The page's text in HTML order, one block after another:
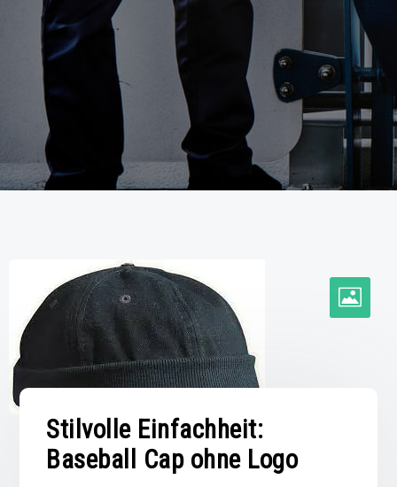
Stilvolle Einfachheit:
Baseball Cap ohne Logo